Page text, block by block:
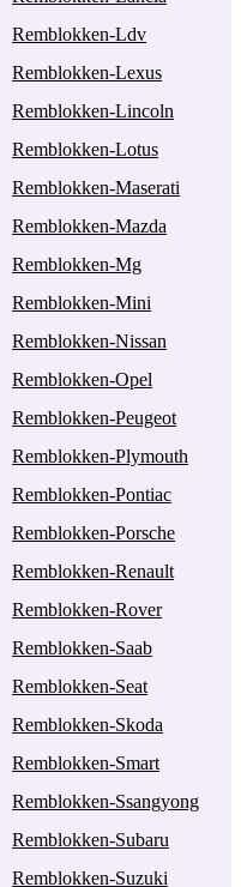
Remblokken-Ldv
Remblokken-Lexus
Remblokken-Lincoln
Remblokken-Lotus
Remblokken-Maserati
Remblokken-Mazda
Remblokken-Mg
Remblokken-Mini
Remblokken-Nissan
Remblokken-Opel
Remblokken-Peugeot
Remblokken-Plymouth
Remblokken-Pontiac
Remblokken-Porsche
Remblokken-Renault
Remblokken-Rover
Remblokken-Saab
Remblokken-Seat
Remblokken-Skoda
Remblokken-Smart
Remblokken-Ssangyong
Remblokken-Subaru
Remblokken-Suzuki